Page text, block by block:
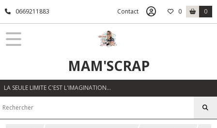
0669211883 Contact 0 0
MAM'SCRAP
LA SEULE LIMITE C'EST L'IMAGINATION…